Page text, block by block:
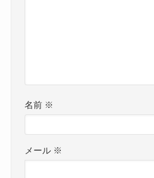
名前 ※
メール ※